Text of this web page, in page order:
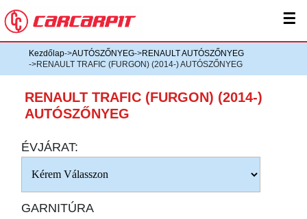
☰
Kezdőlap->AUTÓSZŐNYEG->RENAULT AUTÓSZŐNYEG
->RENAULT TRAFIC (FURGON) (2014-) AUTÓSZŐNYEG
RENAULT TRAFIC (FURGON) (2014-)
AUTÓSZŐNYEG
ÉVJÁRAT:
GARNITÚRA